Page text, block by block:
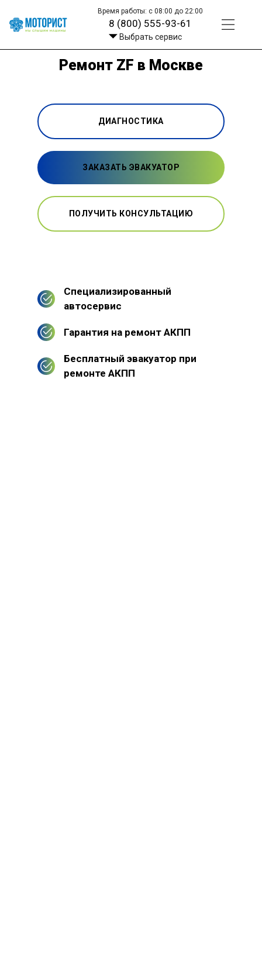
Время работы: с 08:00 до 22:00
8 (800) 555-93-61
Выбрать сервис
Ремонт ZF в Москве
ДИАГНОСТИКА
ЗАКАЗАТЬ ЭВАКУАТОР
ПОЛУЧИТЬ КОНСУЛЬТАЦИЮ
Специализированный
автосервис
Гарантия на ремонт АКПП
Бесплатный эвакуатор при
ремонте АКПП